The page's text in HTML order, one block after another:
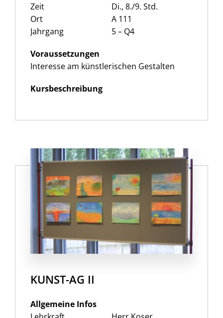
Zeit
Ort
Jahrgang
Di., 8./9. Std.
A 111
5 – Q4
Voraussetzungen
Interesse am künstlerischen Gestalten
Kursbeschreibung
KUNST-AG II
Allgemeine Infos